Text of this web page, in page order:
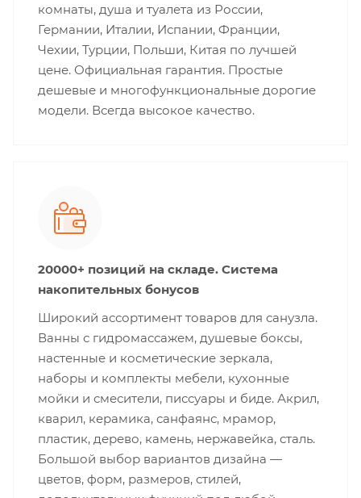
комнаты, душа и туалета из России,
Германии, Италии, Испании, Франции,
Чехии, Турции, Польши, Китая по лучшей
цене. Официальная гарантия. Простые
дешевые и многофункциональные дорогие
модели. Всегда высокое качество.
20000+ позиций на складе. Система
накопительных бонусов
Широкий ассортимент товаров для санузла.
Ванны с гидромассажем, душевые боксы,
настенные и косметические зеркала,
наборы и комплекты мебели, кухонные
мойки и смесители, писсуары и биде. Акрил,
кварил, керамика, санфаянс, мрамор,
пластик, дерево, камень, нержавейка, сталь.
Большой выбор вариантов дизайна —
цветов, форм, размеров, стилей,